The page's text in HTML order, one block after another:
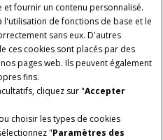
Avis de confidentialité
cookies
Rights Reserved. Case IH is a
fournir un contenu personnalisé.
l'utilisation de fonctions de base et le
sans eux. D'autres
ces cookies sont placés par des
pages web. Ils peuvent également
fins.
cliquez sur "Accepter
choisir les types de cookies
"Paramètres des